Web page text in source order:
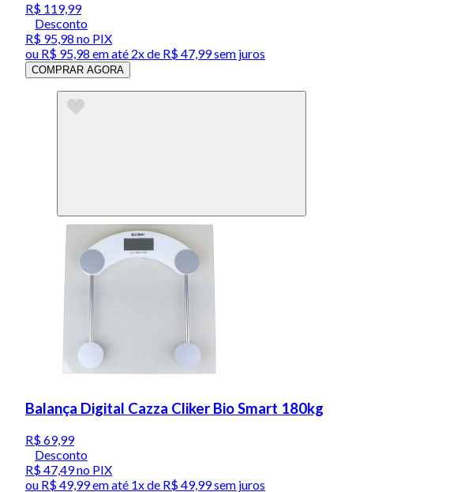
R$ 119,99
Desconto
R$ 95,98 no PIX
ou R$ 95,98 em até 2x de R$ 47,99 sem juros
COMPRAR AGORA
Balança Digital Cazza Cliker Bio Smart 180kg
R$ 69,99
Desconto
R$ 47,49no PIX
ou R$ 49,99em até 1x de R$ 49,99sem juros